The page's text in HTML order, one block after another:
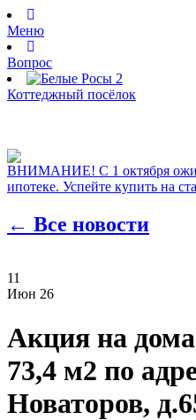
Меню
Вопрос
Коттеджный посёлок
ВНИМАНИЕ! С 1 октября
ипотеке. Успейте купить на
← Все новости
11
Июн 26
Акция на дома
73,4 м2 по
Новаторов,